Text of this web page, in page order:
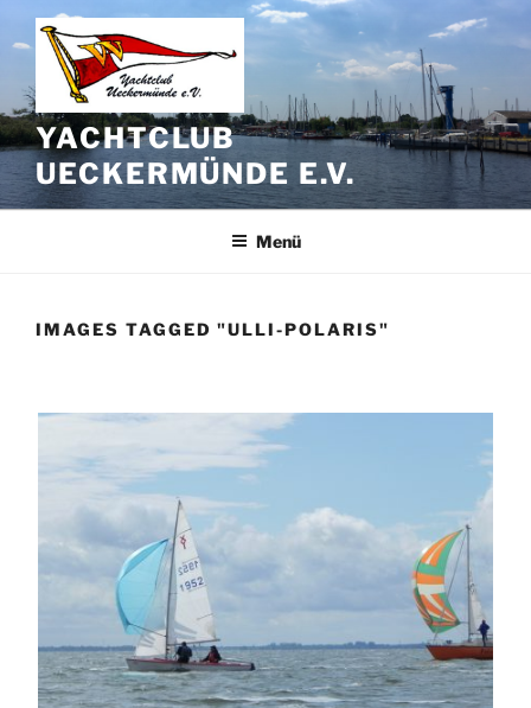
Zum
Inhalt
springen
YACHTCLUB
UECKERMÜNDE E.V.
Menü
IMAGES TAGGED "ULLI-POLARIS"